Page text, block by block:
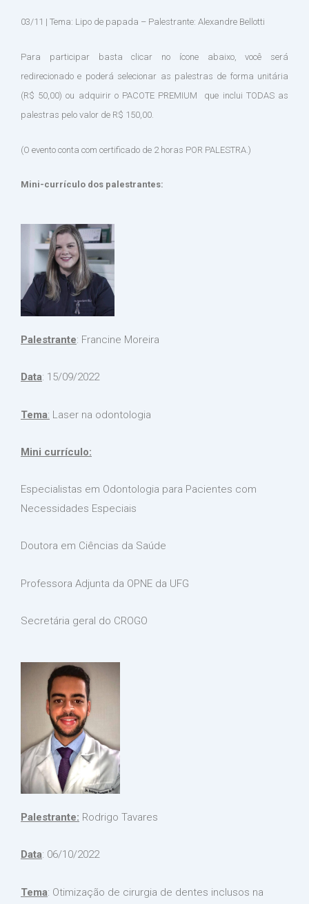
03/11 | Tema: Lipo de papada – Palestrante: Alexandre Bellotti
Para participar basta clicar no ícone abaixo, você será
redirecionado e poderá selecionar as palestras de forma unitária
(R$ 50,00) ou adquirir o PACOTE PREMIUM que inclui TODAS as
palestras pelo valor de R$ 150,00.
(O evento conta com certificado de 2 horas POR PALESTRA.)
Mini-currículo dos palestrantes:
Palestrante: Francine Moreira
Data: 15/09/2022
Tema: Laser na odontologia
Mini currículo:
Especialistas em Odontologia para Pacientes com
Necessidades Especiais
Doutora em Ciências da Saúde
Professora Adjunta da OPNE da UFG
Secretária geral do CROGO
Palestrante: Rodrigo Tavares
Data: 06/10/2022
Tema: Otimização de cirurgia de dentes inclusos na